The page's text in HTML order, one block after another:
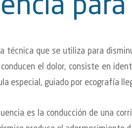
técnica que se utiliza para
el dolor, consiste en
especial, guiado por ecografía
es la conducción de una